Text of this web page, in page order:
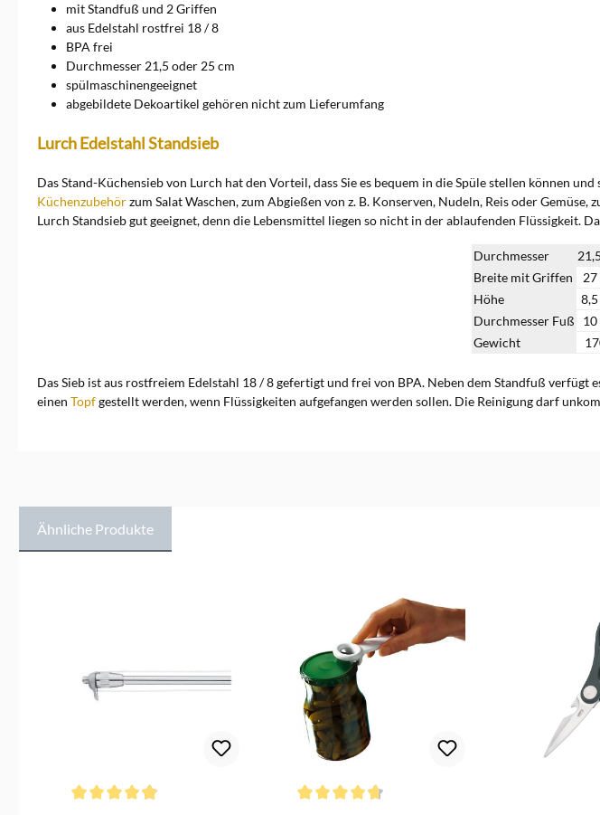
Backkünste auf ein neues
Level. Vertrauen Sie auf die
innovativen Produkte von
Lurch für kreative und gute
Ergebnisse in der Küche. Ein
direkter Kontakt zur Marke
ist möglich über Lurch AG,
Hildesheim,
mit Standfuß und 2 Griffen
aus Edelstahl rostfrei 18 / 8
BPA frei
Durchmesser 21,5 oder 25 cm
spülmaschinengeeignet
abgebildete Dekoartikel gehören nicht zum Lieferumfang
Lurch Edelstahl Standsieb
Das Stand-Küchensieb von Lurch hat den Vorteil, dass Sie es bequem in die Spüle stellen können
Küchenzubehörzum Salat Waschen, zum Abgießen von z. B. Konserven, Nudeln, Reis oder
Lurch Standsieb gut geeignet, denn die Lebensmittel liegen so nicht in der ablaufenden Flüssigkeit.
Durchmesser
Breite mit Griffen
27
Höhe
Durchmesser Fuß
10
Gewicht
Das Sieb ist aus rostfreiem Edelstahl 18 / 8 gefertigt und frei von BPA. Neben dem Standfuß
einen Topfgestellt werden, wenn Flüssigkeiten aufgefangen werden sollen. Die Reinigung darf
Ähnliche Produkte